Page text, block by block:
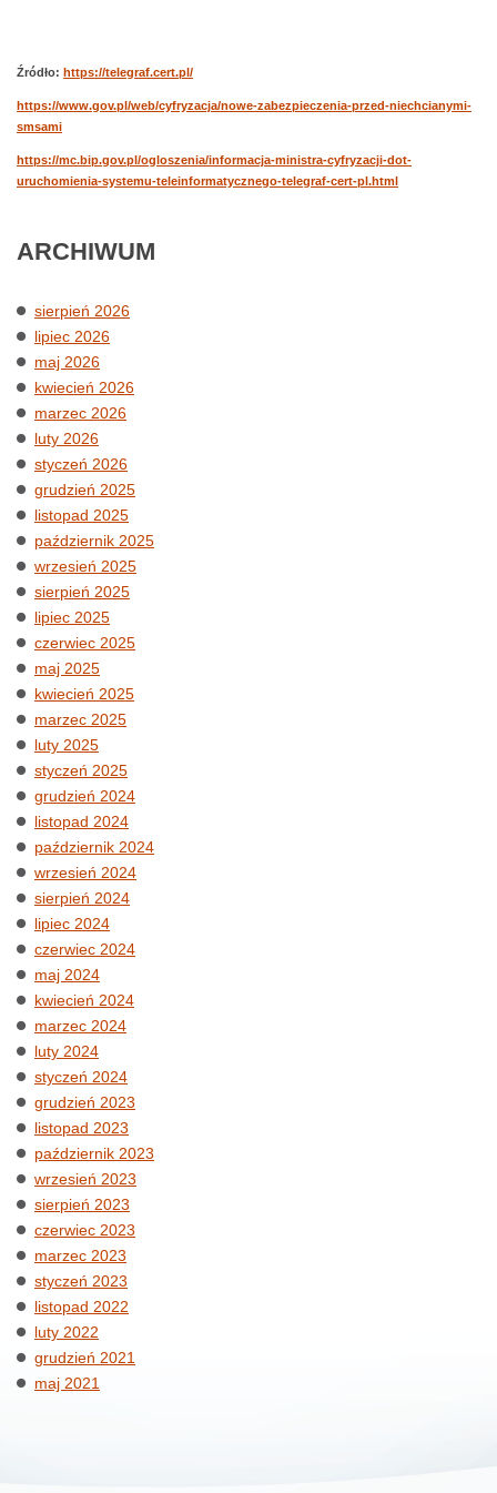
Źródło: https://telegraf.cert.pl/
https://www.gov.pl/web/cyfryzacja/nowe-zabezpieczenia-przed-niechcianymi-
smsami
https://mc.bip.gov.pl/ogloszenia/informacja-ministra-cyfryzacji-dot-
uruchomienia-systemu-teleinformatycznego-telegraf-cert-pl.html
ARCHIWUM
sierpień 2026
lipiec 2026
maj 2026
kwiecień 2026
marzec 2026
luty 2026
styczeń 2026
grudzień 2025
listopad 2025
październik 2025
wrzesień 2025
sierpień 2025
lipiec 2025
czerwiec 2025
maj 2025
kwiecień 2025
marzec 2025
luty 2025
styczeń 2025
grudzień 2024
listopad 2024
październik 2024
wrzesień 2024
sierpień 2024
lipiec 2024
czerwiec 2024
maj 2024
kwiecień 2024
marzec 2024
luty 2024
styczeń 2024
grudzień 2023
listopad 2023
październik 2023
wrzesień 2023
sierpień 2023
czerwiec 2023
marzec 2023
styczeń 2023
listopad 2022
luty 2022
grudzień 2021
maj 2021